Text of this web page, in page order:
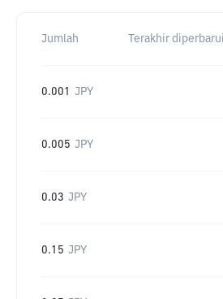
Jumlah Terakhir
0.001 JPY
0.005 JPY
0.03 JPY
0.15 JPY